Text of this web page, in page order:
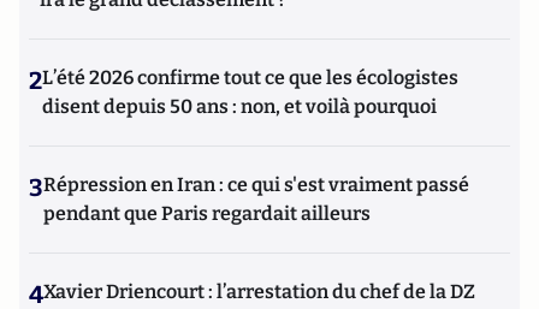
2L’été 2026 confirme tout ce que les écologistes
disent depuis 50 ans : non, et voilà pourquoi
3Répression en Iran : ce qui s'est vraiment passé
pendant que Paris regardait ailleurs
4Xavier Driencourt : l’arrestation du chef de la DZ